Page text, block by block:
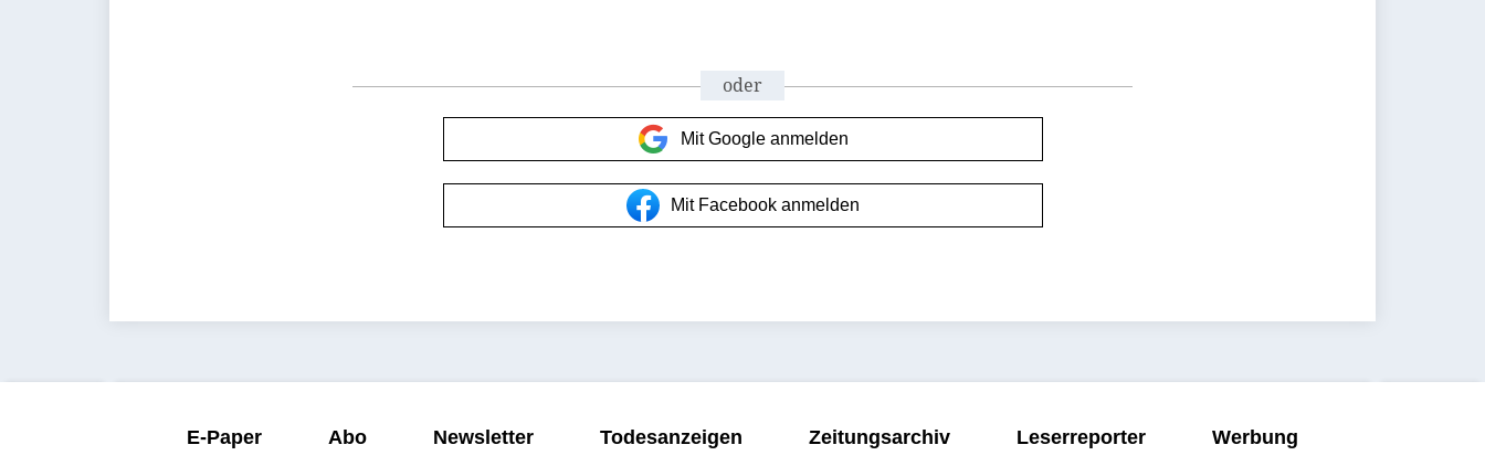
oder
Mit Google anmelden
Mit Facebook anmelden
E-Paper Abo Newsletter Todesanzeigen Zeitungsarchiv Leserreporter Werbung